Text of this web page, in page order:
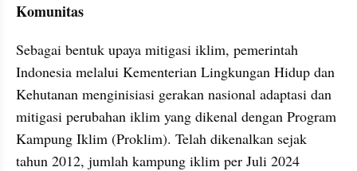
Komunitas
Sebagai bentuk upaya mitigasi iklim, pemerintah
Indonesia melalui Kementerian Lingkungan Hidup dan
Kehutanan menginisiasi gerakan nasional adaptasi dan
mitigasi perubahan iklim yang dikenal dengan Program
Kampung Iklim (Proklim). Telah dikenalkan sejak
tahun 2012, jumlah kampung iklim per Juli 2024